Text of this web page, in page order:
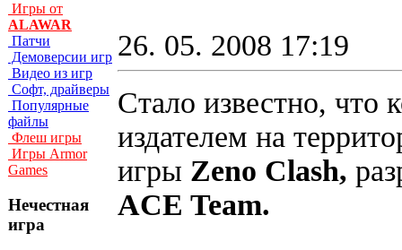
Игры от
ALAWAR
Патчи
Демоверсии игр
Видео из игр
Софт, драйверы
Популярные
файлы
Флеш игры
Игры Armor
Games
Нечестная
игра
26. 05. 2008 17:19
Стало известно, что
издателем на
игры Zeno Clash,
ACE Team.